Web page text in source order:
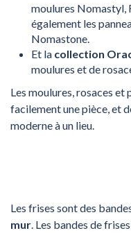
moulures
également les
Nomastone.
Et la collection
moulures et de
Les moulures, rosaces
facilement une pièce, et
moderne à un lieu.
Les frises sont des
mur. Les bandes de